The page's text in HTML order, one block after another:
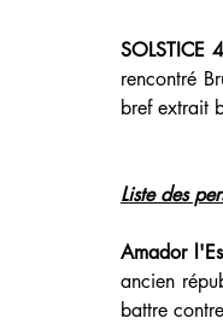
SOLSTICE
rencontré
bref extrait
Liste des
Amador
ancien
battre